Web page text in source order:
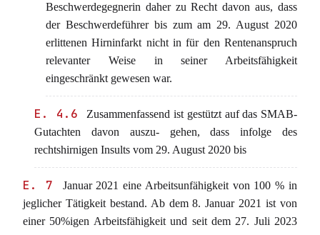
Beschwerdegegnerin daher zu Recht davon aus, dass
der Beschwerdeführer bis zum am 29. August 2020
erlittenen Hirninfarkt nicht in für den Rentenanspruch
relevanter Weise in seiner Arbeitsfähigkeit
eingeschränkt gewesen war.
E. 4.6
Zusammenfassend ist gestützt auf das SMAB-
Gutachten davon auszu- gehen, dass infolge des
rechtshirnigen Insults vom 29. August 2020 bis
E. 7
Januar 2021 eine Arbeitsunfähigkeit von 100 % in
jeglicher Tätigkeit bestand. Ab dem 8. Januar 2021 ist von
einer 50%igen Arbeitsfähigkeit und seit dem 27. Juli 2023